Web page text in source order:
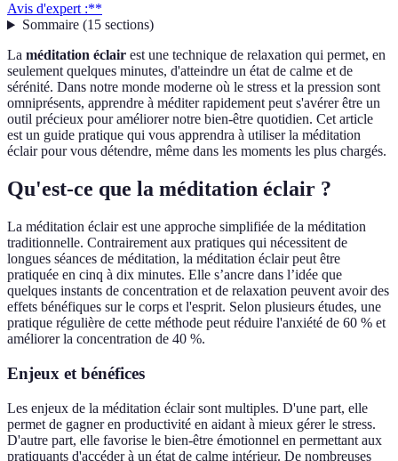
Avis d'expert :**
Sommaire(15 sections)
La méditation éclair est une technique de relaxation qui permet, en
seulement quelques minutes, d'atteindre un état de calme et de
sérénité. Dans notre monde moderne où le stress et la pression sont
omniprésents, apprendre à méditer rapidement peut s'avérer être un
outil précieux pour améliorer notre bien-être quotidien. Cet article
est un guide pratique qui vous apprendra à utiliser la méditation
éclair pour vous détendre, même dans les moments les plus chargés.
Qu'est-ce que la méditation éclair ?
La méditation éclair est une approche simplifiée de la méditation
traditionnelle. Contrairement aux pratiques qui nécessitent de
longues séances de méditation, la méditation éclair peut être
pratiquée en cinq à dix minutes. Elle s’ancre dans l’idée que
quelques instants de concentration et de relaxation peuvent avoir des
effets bénéfiques sur le corps et l'esprit. Selon plusieurs études, une
pratique régulière de cette méthode peut réduire l'anxiété de 60 % et
améliorer la concentration de 40 %.
Enjeux et bénéfices
Les enjeux de la méditation éclair sont multiples. D'une part, elle
permet de gagner en productivité en aidant à mieux gérer le stress.
D'autre part, elle favorise le bien-être émotionnel en permettant aux
pratiquants d'accéder à un état de calme intérieur. De nombreuses